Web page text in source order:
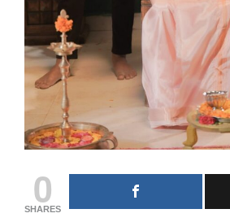
0
SHARES